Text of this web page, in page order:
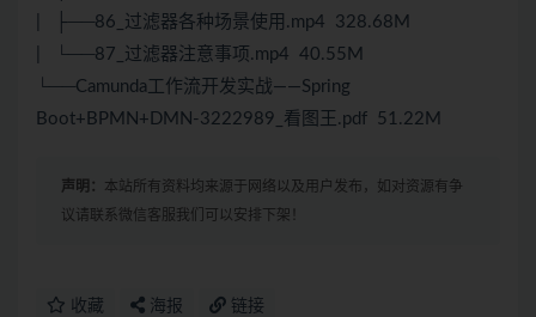
| ├──86_过滤器各种场景使用.mp4 328.68M
| └──87_过滤器注意事项.mp4 40.55M
└──Camunda工作流开发实战——Spring
Boot+BPMN+DMN-3222989_看图王.pdf 51.22M
声明： 本站所有资料均来源于网络以及用户发布，如对资源有争
议请联系微信客服我们可以安排下架！
收藏 海报 链接